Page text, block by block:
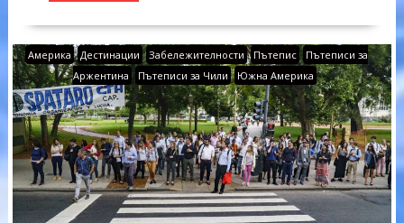
Америка Дестинации Забележителности Пътепис
Пътеписи за
Аржентина
Пътеписи за Чили Южна Америка